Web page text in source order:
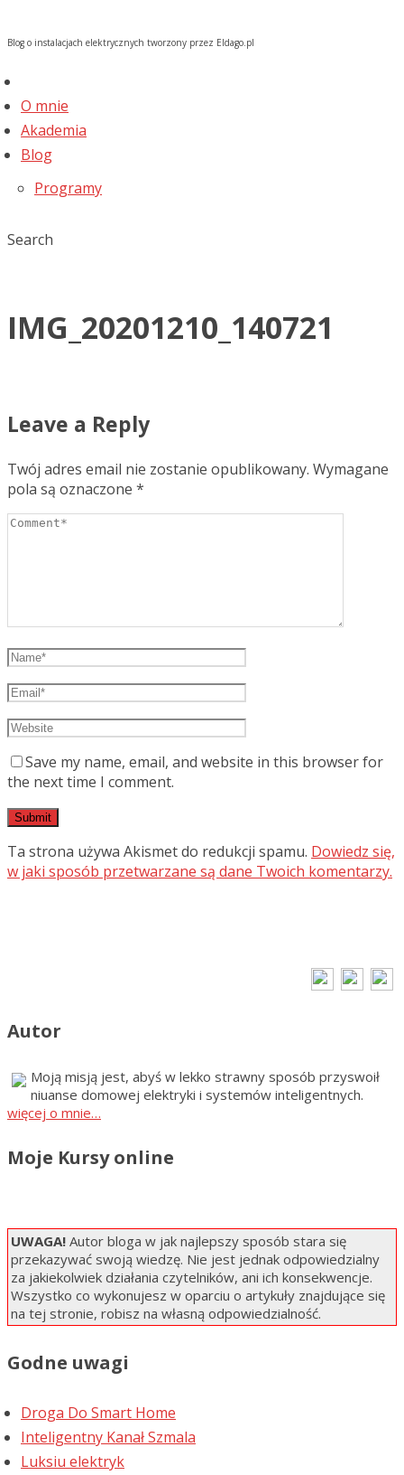
Blog o instalacjach elektrycznych tworzony przez Eldago.pl
O mnie
Akademia
Blog
Programy
Search
IMG_20201210_140721
Leave a Reply
Twój adres email nie zostanie opublikowany. Wymagane
pola są oznaczone *
Save my name, email, and website in this browser for
the next time I comment.
Ta strona używa Akismet do redukcji spamu. Dowiedz się,
w jaki sposób przetwarzane są dane Twoich komentarzy.
Autor
Moją misją jest, abyś w lekko strawny sposób przyswoił
niuanse domowej elektryki i systemów inteligentnych.
więcej o mnie…
Moje Kursy online
UWAGA! Autor bloga w jak najlepszy sposób stara się
przekazywać swoją wiedzę. Nie jest jednak odpowiedzialny
za jakiekolwiek działania czytelników, ani ich konsekwencje.
Wszystko co wykonujesz w oparciu o artykuły znajdujące się
na tej stronie, robisz na własną odpowiedzialność.
Godne uwagi
Droga Do Smart Home
Inteligentny Kanał Szmala
Luksiu elektryk